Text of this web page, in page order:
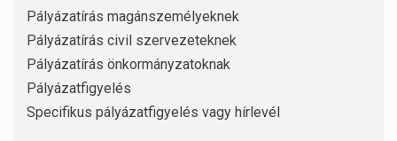
Pályázatírás magánszemélyeknek
Pályázatírás civil szervezeteknek
Pályázatírás önkormányzatoknak
Pályázatfigyelés
Specifikus pályázatfigyelés vagy hírlevél